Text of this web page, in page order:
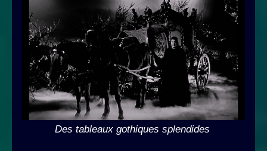
Des tableaux gothiques splendides